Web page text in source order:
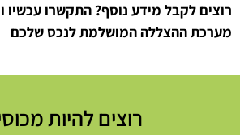
רוצים לקבל מידע נוסף? התקשרו עכשיו
מערכת ההצללה המושלמת לנכס שלכם
רוצים להיות